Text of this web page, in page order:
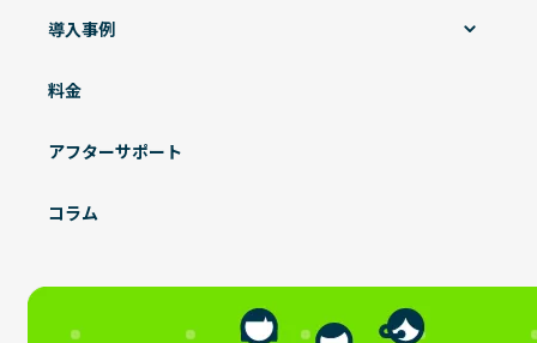
導入事例
料金
アフターサポート
コラム